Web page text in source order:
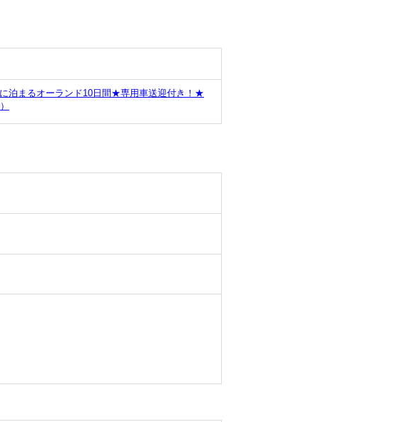
泊まるオーランド10日間★専用車送迎付き！★